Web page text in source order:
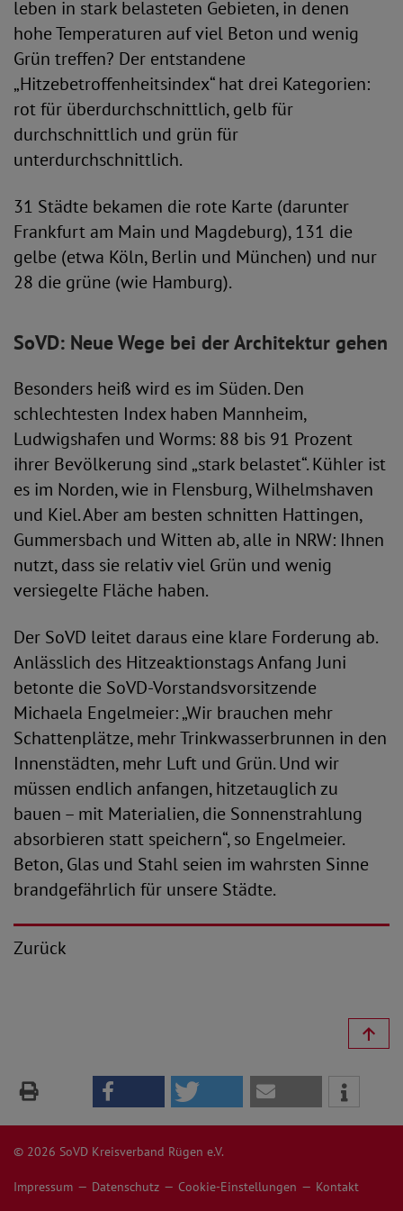
leben in stark belasteten Gebieten, in denen
hohe Temperaturen auf viel Beton und wenig
Grün treffen? Der entstandene
„Hitzebetroffenheitsindex“ hat drei Kategorien:
rot für überdurchschnittlich, gelb für
durchschnittlich und grün für
unterdurchschnittlich.
31 Städte bekamen die rote Karte (darunter
Frankfurt am Main und Magdeburg), 131 die
gelbe (etwa Köln, Berlin und München) und nur
28 die grüne (wie Hamburg).
SoVD: Neue Wege bei der Architektur gehen
Besonders heiß wird es im Süden. Den
schlechtesten Index haben Mannheim,
Ludwigshafen und Worms: 88 bis 91 Prozent
ihrer Bevölkerung sind „stark belastet“. Kühler ist
es im Norden, wie in Flensburg, Wilhelmshaven
und Kiel. Aber am besten schnitten Hattingen,
Gummersbach und Witten ab, alle in NRW: Ihnen
nutzt, dass sie relativ viel Grün und wenig
versiegelte Fläche haben.
Der SoVD leitet daraus eine klare Forderung ab.
Anlässlich des Hitzeaktionstags Anfang Juni
betonte die SoVD-Vorstandsvorsitzende
Michaela Engelmeier: „Wir brauchen mehr
Schattenplätze, mehr Trinkwasserbrunnen in den
Innenstädten, mehr Luft und Grün. Und wir
müssen endlich anfangen, hitzetauglich zu
bauen – mit Materialien, die Sonnenstrahlung
absorbieren statt speichern“, so Engelmeier.
Beton, Glas und Stahl seien im wahrsten Sinne
brandgefährlich für unsere Städte.
Zurück
© 2026 SoVD Kreisverband Rügen e.V.
Impressum Datenschutz Cookie-Einstellungen Kontakt